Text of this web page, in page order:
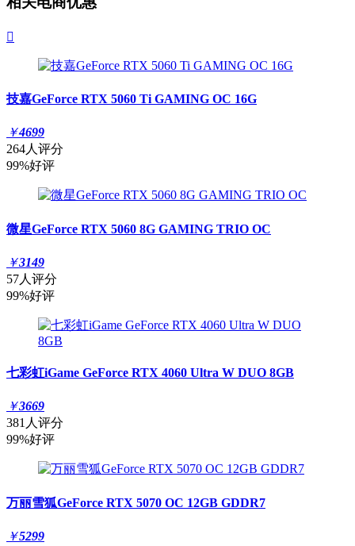

技嘉GeForce RTX 5060 Ti GAMING OC 16G
￥4699
264人评分
99%好评
微星GeForce RTX 5060 8G GAMING TRIO OC
￥3149
57人评分
99%好评
七彩虹iGame GeForce RTX 4060 Ultra W DUO 8GB
￥3669
381人评分
99%好评
万丽雪狐GeForce RTX 5070 OC 12GB GDDR7
￥5299